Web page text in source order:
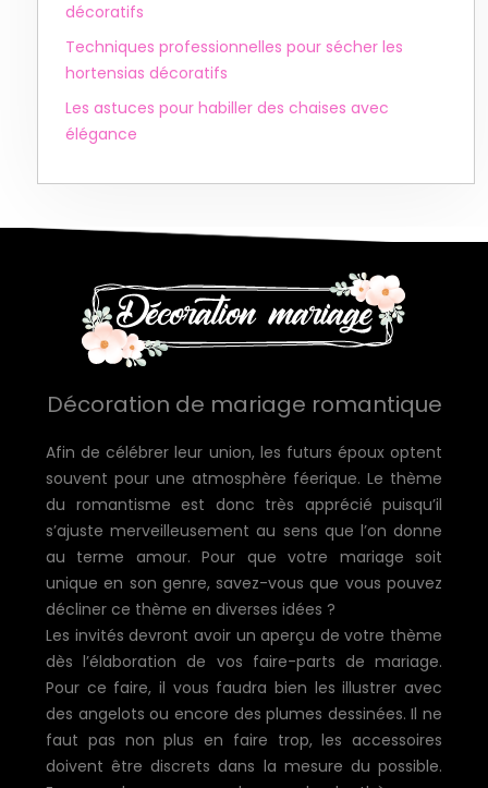
décoratifs
Techniques professionnelles pour sécher les
hortensias décoratifs
Les astuces pour habiller des chaises avec
élégance
Décoration de mariage romantique
Afin de célébrer leur union, les futurs époux optent
souvent pour une atmosphère féerique. Le thème
du romantisme est donc très apprécié puisqu’il
s’ajuste merveilleusement au sens que l’on donne
au terme amour. Pour que votre mariage soit
unique en son genre, savez-vous que vous pouvez
décliner ce thème en diverses idées ?
Les invités devront avoir un aperçu de votre thème
dès l’élaboration de vos faire-parts de mariage.
Pour ce faire, il vous faudra bien les illustrer avec
des angelots ou encore des plumes dessinées. Il ne
faut pas non plus en faire trop, les accessoires
doivent être discrets dans la mesure du possible.